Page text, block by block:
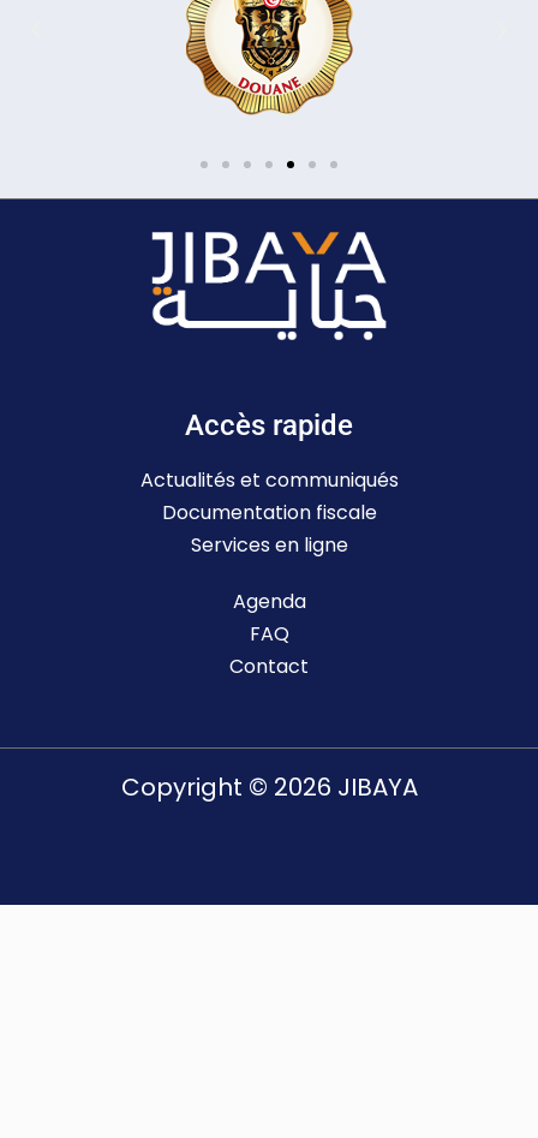
Accès rapide
Actualités et communiqués
Documentation fiscale
Services en ligne
Agenda
FAQ
Contact
Copyright © 2026 JIBAYA